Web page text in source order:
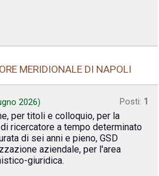
MERIDIONALE DI NAPOLI
2026) Posti: 1
per titoli e colloquio, per la
ricercatore a tempo determinato
di sei anni e pieno, GSD
aziendale, per l'area
giuridica.